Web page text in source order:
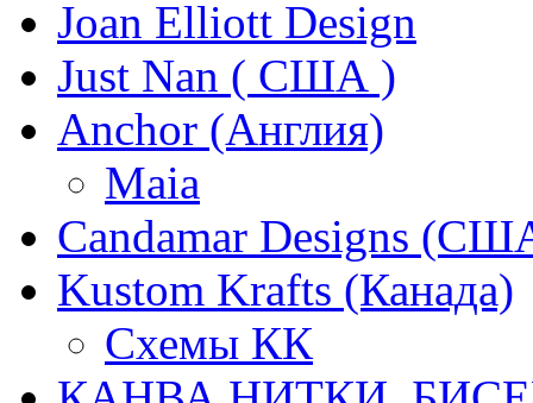
Joan Elliott Design
Just Nan ( США )
Anchor (Англия)
Maia
Candamar Designs
Kustom Krafts (Канада)
Схемы КК